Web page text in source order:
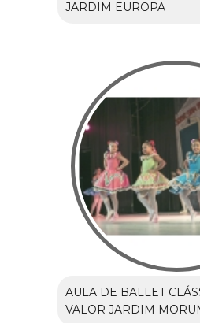
JARDIM EUROPA
AULA DE BALLET
VALOR JARDIM